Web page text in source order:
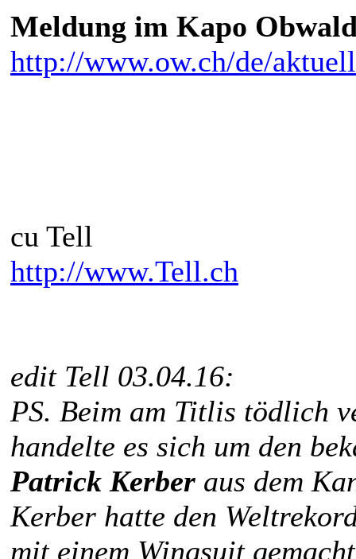
Meldung im Kapo
http://www.ow.ch/de/
cu Tell
http://www.Tell.ch
edit Tell 03.04.16:
PS. Beim am Titlis tödlich
handelte es sich um den
Patrick Kerber aus dem
Kerber hatte den
mit einem Wingsuit